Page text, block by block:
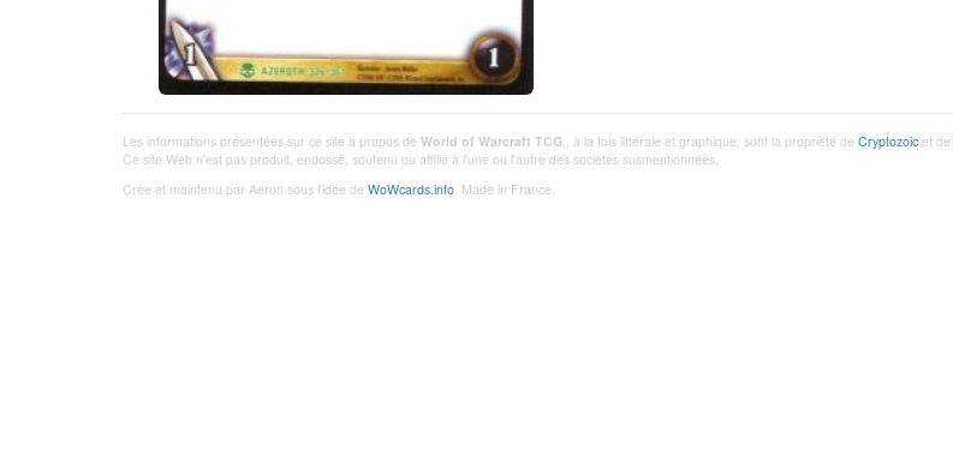
Les informations présentées sur ce site à propos de World of Warcraft TCG,, à la fois littérale et graphique, sont la propriété de Cryptozoic et de
Ce site Web n'est pas produit, endossé, soutenu ou affilié à l'une ou l'autre des sociétés susmentionnées.
Crée et maintenu par Aeron sous l'idée de WoWcards.info. Made in France.